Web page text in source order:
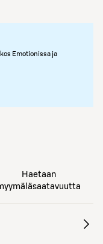
Emotionissa ja
Haetaan